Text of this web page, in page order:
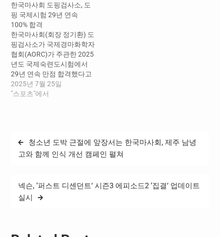
(ISAG)가 2년마다 실시하
며, 각국 유전자검사 기관들
이 미지의 말 시료 20두를 대
상으로 유전자형 분석 능력
을 겨루는 방식이다. 올해 시
험에는 전 세계 약 100개 기
관이 참가했으며, 한국마사
회는 1998년 첫 참가 이후
올해까지 15회 연속 최고등
급을 달성했다. 이는…
한국마사회 도핑검사소, 도
핑 국제시험 29년 연속
100% 합격
한국마사회(회장 정기환) 도
핑검사소가 국제경마화학자
협회(AORC)가 주관한 2025
년도 국제숙련도시험에서
29년 연속 만점 합격했다고
24일 밝혔다. AORC 국제숙
련도시험은 실제 경주마 도
다. 1976년부터 경주마 도핑
검사를 시작한 한국마사회
속 100% 만점 합격을 달성했
다. 특히 올해 시험에서는…
2025년 7월 25일
"스포츠"에서
글
탐
청소년 도박 근절에 앞장서는 한국마사회, 제주 남녕
고와 함께 인식 개선 캠페인 펼쳐
넥슨, ‘퍼스트 디센던트’ 시즌3 에피소드2 ‘집결’ 업데이트
실시